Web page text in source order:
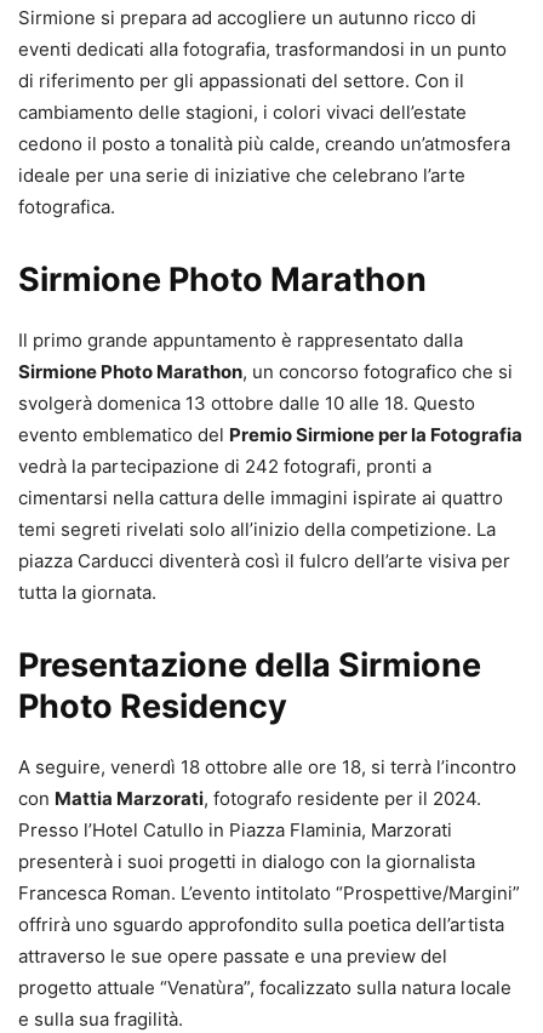
Sirmione si prepara ad accogliere un autunno ricco di
eventi dedicati alla fotografia, trasformandosi in un punto
di riferimento per gli appassionati del settore. Con il
cambiamento delle stagioni, i colori vivaci dell’estate
cedono il posto a tonalità più calde, creando un’atmosfera
ideale per una serie di iniziative che celebrano l’arte
fotografica.
Sirmione Photo Marathon
Il primo grande appuntamento è rappresentato dalla
Sirmione Photo Marathon, un concorso fotografico che si
svolgerà domenica 13 ottobre dalle 10 alle 18. Questo
evento emblematico del Premio Sirmione per la Fotografia
vedrà la partecipazione di 242 fotografi, pronti a
cimentarsi nella cattura delle immagini ispirate ai quattro
temi segreti rivelati solo all’inizio della competizione. La
piazza Carducci diventerà così il fulcro dell’arte visiva per
tutta la giornata.
Presentazione della Sirmione
Photo Residency
A seguire, venerdì 18 ottobre alle ore 18, si terrà l’incontro
con Mattia Marzorati, fotografo residente per il 2024.
Presso l’Hotel Catullo in Piazza Flaminia, Marzorati
presenterà i suoi progetti in dialogo con la giornalista
Francesca Roman. L’evento intitolato “Prospettive/Margini”
offrirà uno sguardo approfondito sulla poetica dell’artista
attraverso le sue opere passate e una preview del
progetto attuale “Venatùra”, focalizzato sulla natura locale
e sulla sua fragilità.